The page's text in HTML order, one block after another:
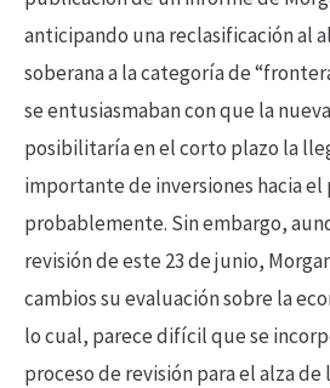
anticipando una reclasificación al
soberana a la categoría de
se entusiasmaban con que la
posibilitaría en el corto plazo la
importante de inversiones hacia
probablemente. Sin embargo,
revisión de este 23 de junio,
cambios su evaluación sobre la
lo cual, parece difícil que se
proceso de revisión para el alza de